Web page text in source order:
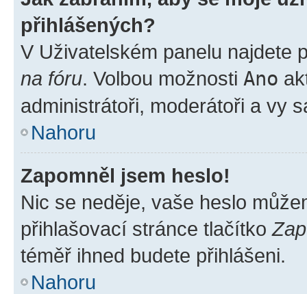
přihlášených?
V Uživatelském panelu najdete
na fóru. Volbou možnosti Ano
administrátoři, moderátoři a vy
Nahoru
Zapomněl jsem heslo!
Nic se neděje, vaše heslo
přihlašovací stránce tlačítko
téměř ihned budete přihlášeni.
Nahoru